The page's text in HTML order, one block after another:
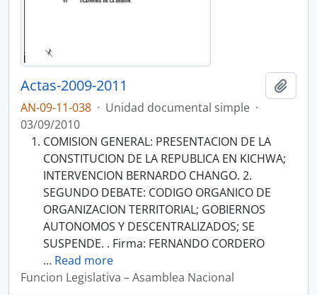
Actas-2009-2011
AN-09-11-038 · Unidad documental simple ·
03/09/2010
COMISION GENERAL: PRESENTACION DE LA
CONSTITUCION DE LA REPUBLICA EN KICHWA;
INTERVENCION BERNARDO CHANGO. 2.
SEGUNDO DEBATE: CODIGO ORGANICO DE
ORGANIZACION TERRITORIAL; GOBIERNOS
AUTONOMOS Y DESCENTRALIZADOS; SE
SUSPENDE. . Firma: FERNANDO CORDERO
… Read more
Funcion Legislativa – Asamblea Nacional